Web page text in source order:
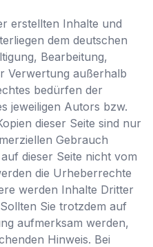
erstellten Inhalte und
dem deutschen
Bearbeitung,
Verwertung außerhalb
bedürfen der
jeweiligen Autors bzw.
dieser Seite sind nur
Gebrauch
dieser Seite nicht vom
die Urheberrechte
werden Inhalte Dritter
Sie trotzdem auf
aufmerksam werden,
Hinweis. Bei